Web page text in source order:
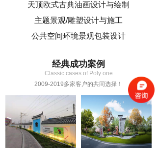
0 1
天顶欧式古典油画设计与绘制
主题景观/雕塑设计与施工
公共空间环境景观包装设计
经典成功案例
Classic cases of Poly one
2009-2019多家客户的共同选择！